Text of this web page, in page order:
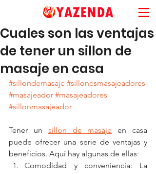
Cuales son las ventajas
de tener un sillon de
masaje en casa
#sillondemasaje #sillonesmasajeadores
#masajeador #masajeadores
#sillonmasajeador
Tener un sillon de masaje en casa
puede ofrecer una serie de ventajas y
beneficios. Aquí hay algunas de ellas:
Comodidad y conveniencia: La